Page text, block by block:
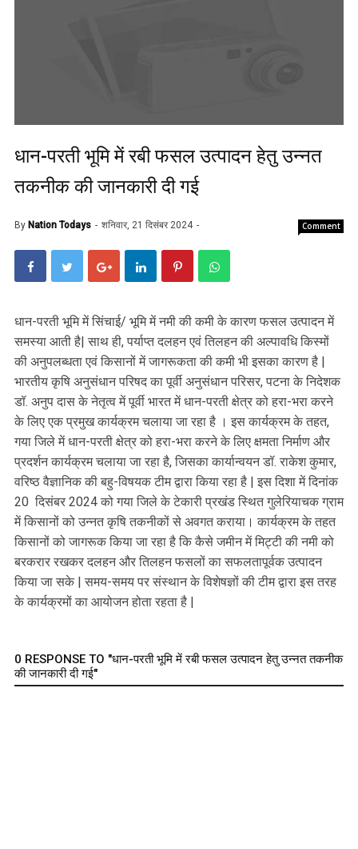
धान-परती भूमि में रबी फसल उत्पादन हेतु उन्नत
तकनीक की जानकारी दी गई
By Nation Todays शनिवार, 21 दिसंबर 2024 Comment
धान-परती भूमि में सिंचाई/ भूमि में नमी की कमी के कारण फसल उत्पादन में
समस्या आती है| साथ ही, पर्याप्त दलहन एवं तिलहन की अल्पावधि किस्मों
की अनुपलब्धता एवं किसानों में जागरूकता की कमी भी इसका कारण है |
भारतीय कृषि अनुसंधान परिषद का पूर्वी अनुसंधान परिसर, पटना के निदेशक
डॉ. अनुप दास के नेतृत्व में पूर्वी भारत में धान-परती क्षेत्र को हरा-भरा करने
के लिए एक प्रमुख कार्यक्रम चलाया जा रहा है । इस कार्यक्रम के तहत,
गया जिले में धान-परती क्षेत्र को हरा-भरा करने के लिए क्षमता निर्माण और
प्रदर्शन कार्यक्रम चलाया जा रहा है, जिसका कार्यान्वयन डॉ. राकेश कुमार,
वरिष्ठ वैज्ञानिक की बहु-विषयक टीम द्वारा किया रहा है | इस दिशा में दिनांक
20 दिसंबर 2024 को गया जिले के टेकारी प्रखंड स्थित गुलेरियाचक ग्राम
में किसानों को उन्नत कृषि तकनीकों से अवगत कराया। कार्यक्रम के तहत
किसानों को जागरूक किया जा रहा है कि कैसे जमीन में मिट्टी की नमी को
बरकरार रखकर दलहन और तिलहन फसलों का सफलतापूर्वक उत्पादन
किया जा सके | समय-समय पर संस्थान के विशेषज्ञों की टीम द्वारा इस तरह
के कार्यक्रमों का आयोजन होता रहता है |
0 RESPONSE TO "धान-परती भूमि में रबी फसल उत्पादन हेतु उन्नत तकनीक
की जानकारी दी गई"